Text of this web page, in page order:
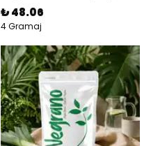
₺ 48.06
4 Gramaj